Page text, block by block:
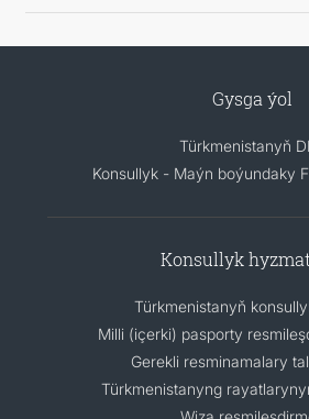
Gysga ýol
Türkmenistanyň
Konsullyk - Maýn boýundaky
Konsullyk
Türkmenistanyň
Milli (içerki) pasporty
Gerekli resminamalary
Türkmenistanyng